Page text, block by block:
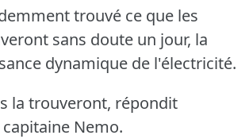
trouvé ce que les
sans doute un jour, la
dynamique de l'électricité.
la trouveront, répondit
Nemo.